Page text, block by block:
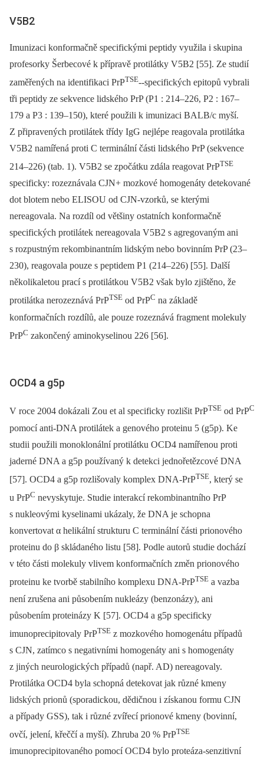
V5B2
Imunizaci konformačně specifickými peptidy využila i skupina
profesorky Šerbecové k přípravě protilátky V5B2 [55]. Ze studií
zaměřených na identifikaci PrPTSE--specifických epitopů vybrali
tři peptidy ze sekvence lidského PrP (P1 : 214–226, P2 : 167–
179 a P3 : 139–150), které použili k imunizaci BALB/c myší.
Z připravených protilátek třídy IgG nejlépe reagovala protilátka
V5B2 namířená proti C terminální části lidského PrP (sekvence
214–226) (tab. 1). V5B2 se zpočátku zdála reagovat PrPTSE
specificky: rozeznávala CJN+ mozkové homogenáty detekované
dot blotem nebo ELISOU od CJN-vzorků, se kterými
nereagovala. Na rozdíl od většiny ostatních konformačně
specifických protilátek nereagovala V5B2 s agregovaným ani
s rozpustným rekombinantním lidským nebo bovinním PrP (23–
230), reagovala pouze s peptidem P1 (214–226) [55]. Další
několikaletou prací s protilátkou V5B2 však bylo zjištěno, že
protilátka nerozeznává PrPTSE od PrPC na základě
konformačních rozdílů, ale pouze rozeznává fragment molekuly
PrPC zakončený aminokyselinou 226 [56].
OCD4 a g5p
V roce 2004 dokázali Zou et al specificky rozlišit PrPTSE od PrPC
pomocí anti-DNA protilátek a genového proteinu 5 (g5p). Ke
studii použili monoklonální protilátku OCD4 namířenou proti
jaderné DNA a g5p používaný k detekci jednořetězcové DNA
[57]. OCD4 a g5p rozlišovaly komplex DNA-PrPTSE, který se
u PrPC nevyskytuje. Studie interakcí rekombinantního PrP
s nukleovými kyselinami ukázaly, že DNA je schopna
konvertovat α helikální strukturu C terminální části prionového
proteinu do β skládaného listu [58]. Podle autorů studie dochází
v této části molekuly vlivem konformačních změn prio­nového
proteinu ke tvorbě stabilního komplexu DNA-PrPTSE a vazba
není zrušena ani působením nukleázy (benzonázy), ani
působením proteinázy K [57]. OCD4 a g5p specificky
imunoprecipitovaly PrPTSE z mozkového homogenátu případů
s CJN, zatímco s negativními homogenáty ani s homogenáty
z jiných neurologických případů (např. AD) nerea­govaly.
Protilátka OCD4 byla schopná detekovat jak různé kmeny
lidských prio­­nů (sporadickou, dědičnou i získanou formu CJN
a případy GSS), tak i různé zvířecí prio­nové kmeny (bovinní,
ovčí, jelení, křeččí a myší). Zhruba 20 % PrPTSE
imunoprecipitovaného pomocí OCD4 bylo proteáza-senzitivní